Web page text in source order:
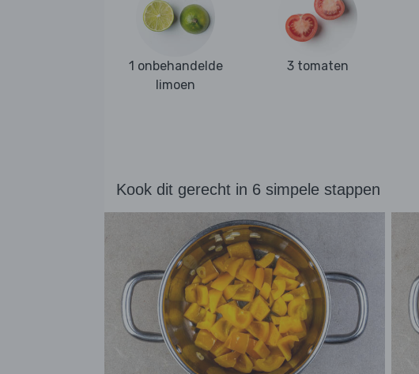
1 onbehandelde
limoen
3 tomaten
Kook dit gerecht in 6 simpele stappen